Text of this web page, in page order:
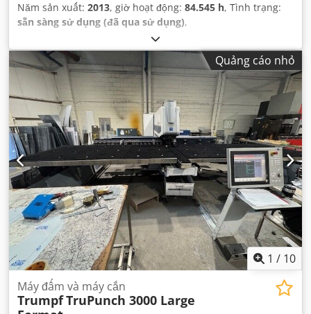
Năm sản xuất: 2013, giờ hoạt động: 84.545 h, Tình trạng:
sẵn sàng sử dụng (đã qua sử dụng),
Quảng cáo nhỏ
1 / 10
Máy đấm và máy cắn
TrumpfTruPunch 3000 Large